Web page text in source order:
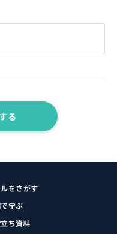
る
をさがす
学ぶ
ち資料